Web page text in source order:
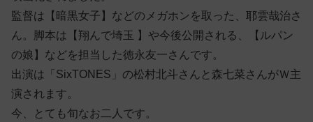
監督は【暗黒女子】などのメガホンを取った、耶雲哉治さ
ん。脚本は【翔んで埼玉 】や今後公開される、【ルパン
の娘】などを担当した徳永友一さんです。
出演は「SixTONES」の松村北斗さんと森七菜さんがＷ主
演されます。
今、とても旬なお二人です。